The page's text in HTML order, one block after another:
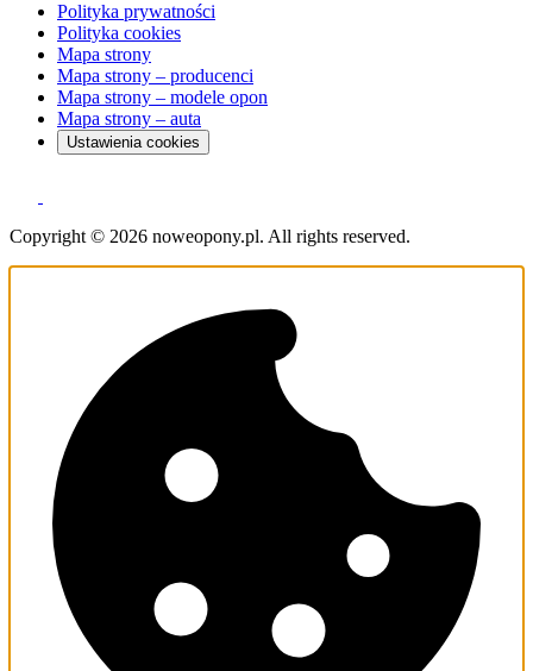
Polityka prywatności
Polityka cookies
Mapa strony
Mapa strony – producenci
Mapa strony – modele opon
Mapa strony – auta
Ustawienia cookies
Copyright © 2026 noweopony.pl. All rights reserved.